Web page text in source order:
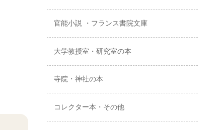
官能小説 ・フランス書院文庫
大学教授室・研究室の本
寺院・神社の本
コレクター本・その他